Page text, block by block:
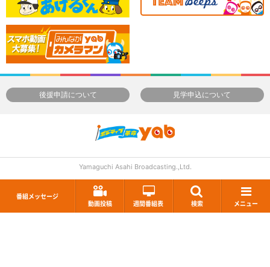
番組メッセージ
動画投稿
週間番組表 検索 メニュー
後援申請について 見学申込について
Yamaguchi Asahi Broadcasting.,Ltd.